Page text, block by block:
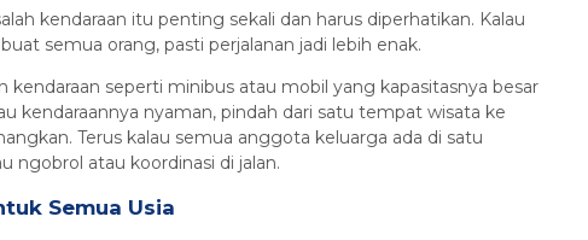
kendaraan itu penting sekali dan harus diperhatikan. Kalau
semua orang, pasti perjalanan jadi lebih enak.
kendaraan seperti minibus atau mobil yang kapasitasnya besar
kendaraannya nyaman, pindah dari satu tempat wisata ke
Terus kalau semua anggota keluarga ada di satu
ngobrol atau koordinasi di jalan.
Semua Usia